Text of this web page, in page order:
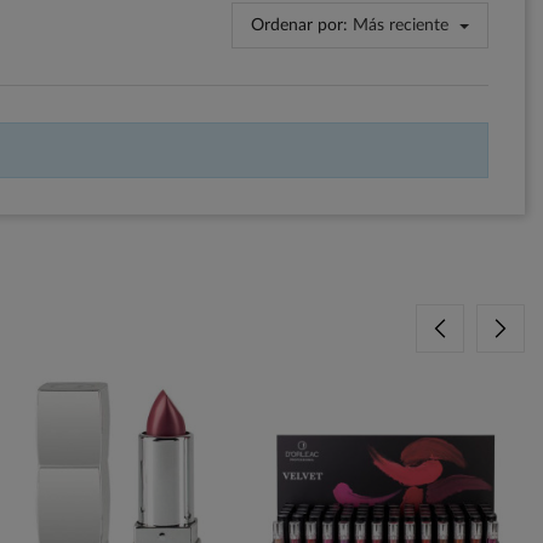
Ordenar por: Más reciente